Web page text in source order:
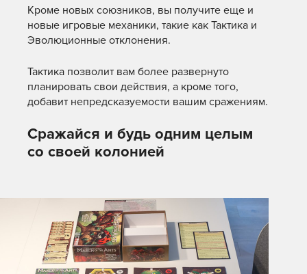
Кроме новых союзников, вы получите еще и
новые игровые механики, такие как Тактика и
Эволюционные отклонения.
Тактика позволит вам более развернуто
планировать свои действия, а кроме того,
добавит непредсказуемости вашим сражениям.
Сражайся и будь одним целым
со своей колонией